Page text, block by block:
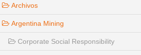
Archivos
Argentina Mining
Corporate Social Responsibility